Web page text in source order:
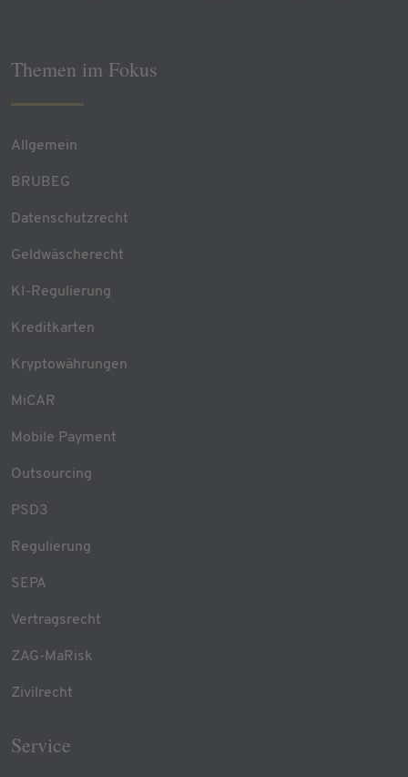
Themen im Fokus
Allgemein
BRUBEG
Datenschutzrecht
Geldwäscherecht
KI-Regulierung
Kreditkarten
Kryptowährungen
MiCAR
Mobile Payment
Outsourcing
PSD3
Regulierung
SEPA
Vertragsrecht
ZAG-MaRisk
Zivilrecht
Service